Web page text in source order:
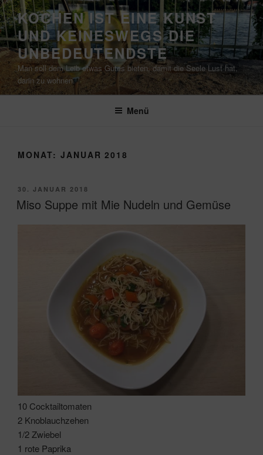
Zum
Inhalt
springen
KOCHEN IST EINE KUNST
UND KEINESWEGS DIE
UNBEDEUTENDSTE
Man soll dem Leib etwas Gutes bieten, damit die Seele Lust hat,
darin zu wohnen.
Menü
MONAT: JANUAR 2018
VERÖFFENTLICHT
AM
30. JANUAR 2018
Miso Suppe mit Mie Nudeln und Gemüse
10 Cocktailtomaten
2 Knoblauchzehen
1/2 Zwiebel
1 rote Paprika